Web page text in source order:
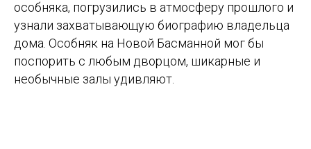
особняка, погрузились в атмосферу прошлого и
узнали захватывающую биографию владельца
дома. Особняк на Новой Басманной мог бы
поспорить с любым дворцом, шикарные и
необычные залы удивляют.